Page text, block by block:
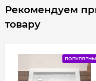
Рекомендуем
товару